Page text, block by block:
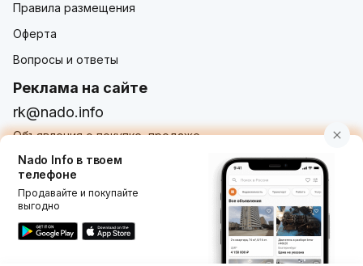
Правила размещения
Оферта
Вопросы и ответы
Реклама на сайте
rk@nado.info
Объявления о покупке, продаже,
услугах от частных лиц и организаций
Использование nado.info, в том числе и размещение
объявлений на сайте означает принятие условий
nado.info. Оплачивая
Nado Info в твоем
телефоне
Продавайте и покупайте
выгодно